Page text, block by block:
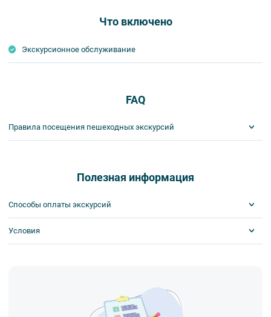
Что включено
Экскурсионное обслуживание
FAQ
Правила посещения пешеходных экскурсий
туров. Поэтому, пожалуйста, ознакомьтесь с правилами,
соблюдение которых сделает ваш отдых приятным, комфортным
1. На пешеходных экскурсиях запрещается употреблять пищу
запрещается употреблять алкоголь.
3. Пожалуйста, бережно относитесь к экскурсионному
оборудованию, предоставляемому туроператором. В случае
Полезная информация
Способы оплаты экскурсий
Условия